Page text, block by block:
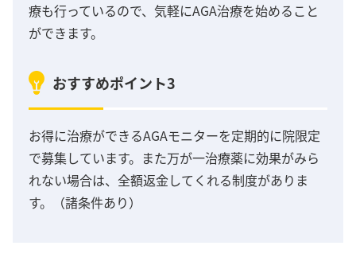
療も行っているので、気軽にAGA治療を始めること
ができます。
おすすめポイント3
お得に治療ができるAGAモニターを定期的に院限定
で募集しています。また万が一治療薬に効果がみら
れない場合は、全額返金してくれる制度がありま
す。（諸条件あり）